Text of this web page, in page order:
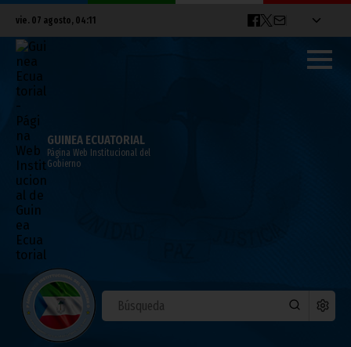
vie. 07 agosto, 04:11
GUINEA ECUATORIAL
Página Web Institucional del
Gobierno
Nguema Obiang Mangue exige un
reajuste de precios para concluir las
obras pendientes en La Paz
mayo 12, 2026
Noticias Vicepresidencia